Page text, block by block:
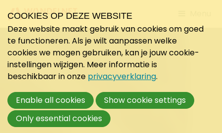
to
COOKIES OP DEZE WEBSITE
Deze website maakt gebruik van cookies om goed
te functioneren. Als je wilt aanpassen welke
cookies we mogen gebruiken, kan je jouw cookie-
instellingen wijzigen. Meer informatie is
beschikbaar in onze privacyverklaring.
Enable all cookies
Show cookie settings
Only essential cookies